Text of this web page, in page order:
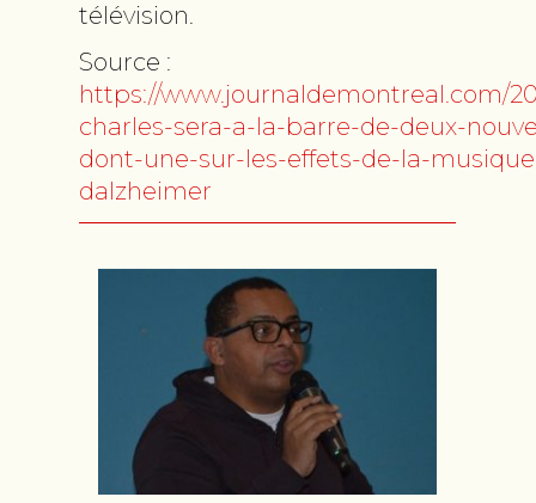
télévision.
Source :
https://www.journaldemontreal.com/
charles-sera-a-la-barre-de-deux-
dont-une-sur-les-effets-de-la-
dalzheimer